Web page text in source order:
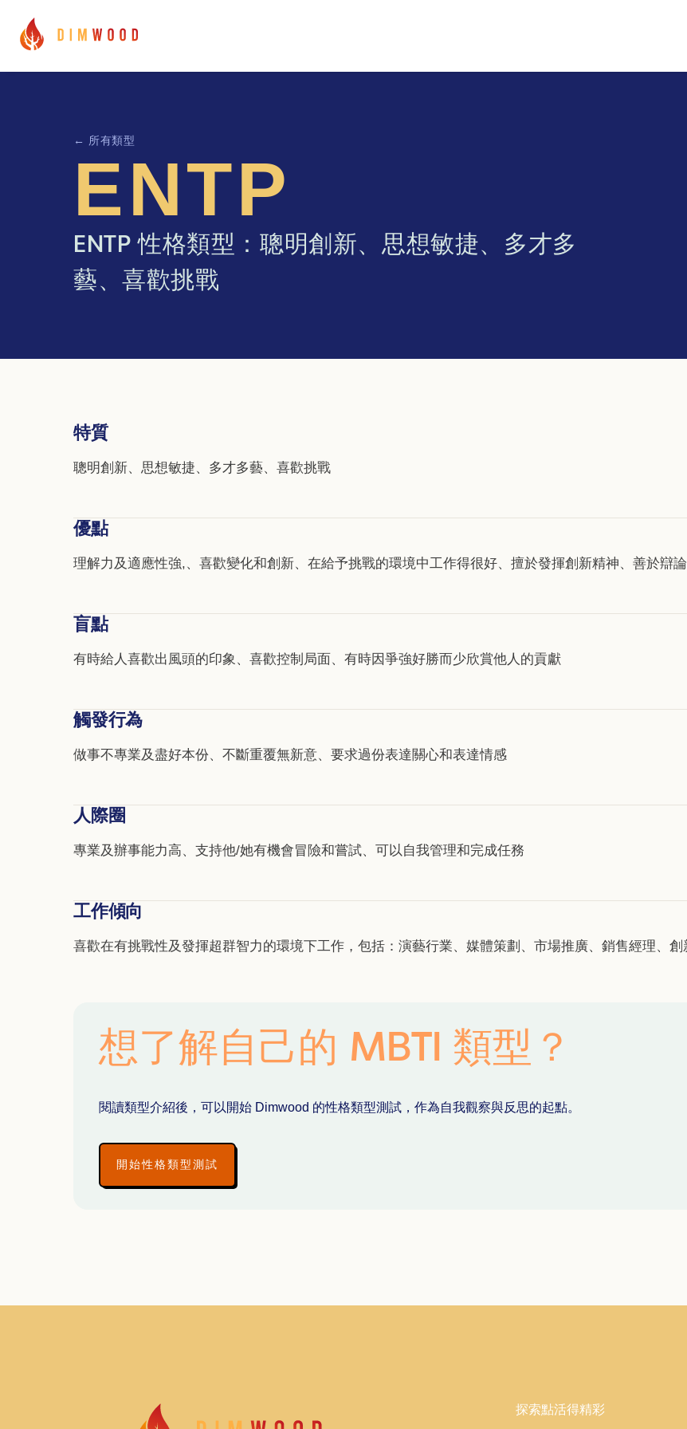
← 所有類型
ENTP
ENTP 性格類型：聰明創新、思想敏捷、多才多
藝、喜歡挑戰
特質
聰明創新、思想敏捷、多才多藝、喜歡挑戰
優點
理解力及適應性強,、喜歡變化和創新、在給予挑戰的環境中工作得很好、擅於發揮創新精神、善於辯論
盲點
有時給人喜歡出風頭的印象、喜歡控制局面、有時因爭強好勝而少欣賞他人的貢獻
觸發行為
做事不專業及盡好本份、不斷重覆無新意、要求過份表達關心和表達情感
人際圈
專業及辦事能力高、支持他/她有機會冒險和嘗試、可以自我管理和完成任務
工作傾向
想了解自己的 MBTI 類型？
閱讀類型介紹後，可以開始 Dimwood 的性格類型測試，作為自我觀察與反思的起點。
開始性格類型測試
探索點活得精彩